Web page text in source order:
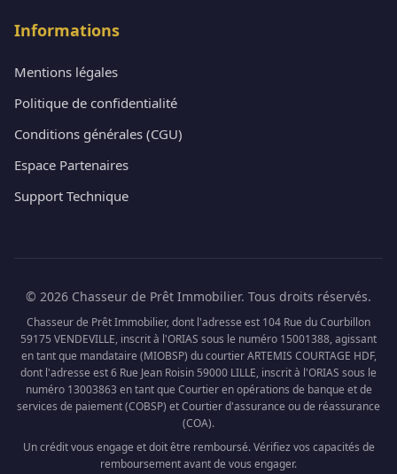
Informations
Mentions légales
Politique de confidentialité
Conditions générales (CGU)
Espace Partenaires
Support Technique
© 2026 Chasseur de Prêt Immobilier. Tous droits réservés.
Chasseur de Prêt Immobilier, dont l'adresse est 104 Rue du Courbillon
59175 VENDEVILLE, inscrit à l'ORIAS sous le numéro 15001388, agissant
en tant que mandataire (MIOBSP) du courtier ARTEMIS COURTAGE HDF,
dont l'adresse est 6 Rue Jean Roisin 59000 LILLE, inscrit à l'ORIAS sous le
numéro 13003863 en tant que Courtier en opérations de banque et de
services de paiement (COBSP) et Courtier d'assurance ou de réassurance
(COA).
Un crédit vous engage et doit être remboursé. Vérifiez vos capacités de
remboursement avant de vous engager.